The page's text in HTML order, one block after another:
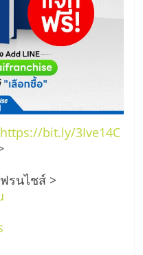
https://bit.ly/3Ive14C
รนไชส์ >